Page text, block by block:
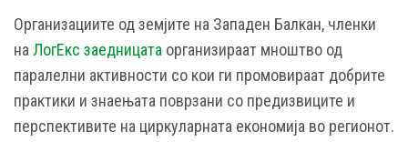
Организациите од земјите на Западен Балкан, членки
наЛогЕкс заедницата организираат мноштво од
паралелни активности со кои ги промовираат добрите
практики и знаењата поврзани со предизвиците и
перспективите на циркуларната економија во регионот.